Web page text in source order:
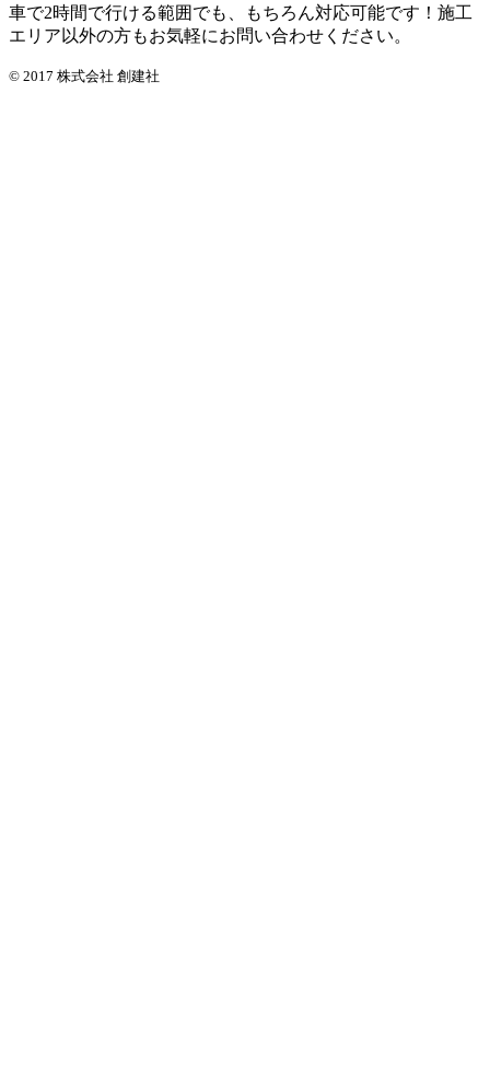
車で2時間で行ける範囲でも、もちろん対応可能です！施工
エリア以外の方もお気軽にお問い合わせください。
© 2017 株式会社 創建社